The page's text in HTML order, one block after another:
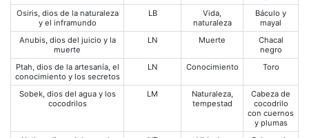
Osiris, dios de la naturaleza
y el inframundo
LB
Vida,
naturaleza
Báculo y
mayal
Anubis, dios del juicio y la
muerte
LN Muerte
Chacal
negro
Ptah, dios de la artesanía, el
conocimiento y los secretos
LN Conocimiento Toro
Sobek, dios del agua y los
cocodrilos
LM
Naturaleza,
tempestad
Cabeza de
cocodrilo
con cuernos
y plumas